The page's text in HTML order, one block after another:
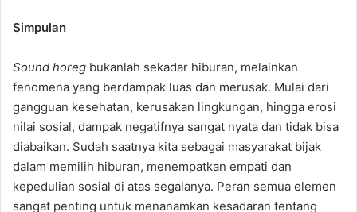
Simpulan
Sound horeg bukanlah sekadar hiburan, melainkan
fenomena yang berdampak luas dan merusak. Mulai dari
gangguan kesehatan, kerusakan lingkungan, hingga erosi
nilai sosial, dampak negatifnya sangat nyata dan tidak bisa
diabaikan. Sudah saatnya kita sebagai masyarakat bijak
dalam memilih hiburan, menempatkan empati dan
kepedulian sosial di atas segalanya. Peran semua elemen
sangat penting untuk menanamkan kesadaran tentang